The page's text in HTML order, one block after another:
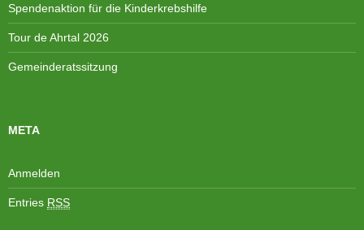
Spendenaktion für die Kinderkrebshilfe
Tour de Ahrtal 2026
Gemeinderatssitzung
META
Anmelden
Entries RSS